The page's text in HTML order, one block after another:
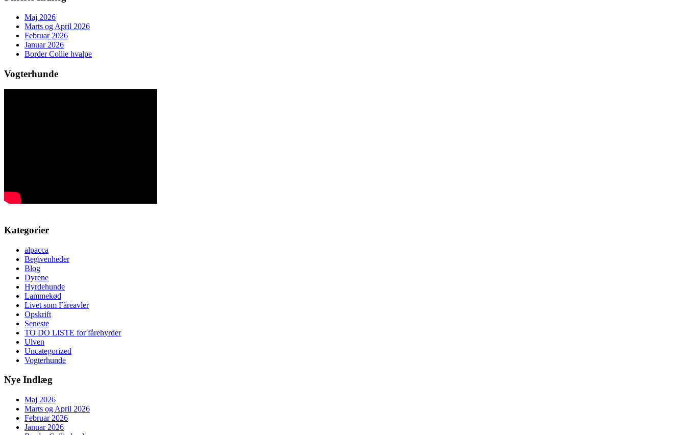
Maj 2026
Marts og April 2026
Februar 2026
Januar 2026
Border Collie hvalpe
Vogterhunde
Kategorier
alpacca
Begivenheder
Blog
Dyrene
Hyrdehunde
Lammekød
Livet som Fåreavler
Opskrift
Seneste
TO DO LISTE for fårehyrder
Ulven
Uncategorized
Vogterhunde
Nye Indlæg
Maj 2026
Marts og April 2026
Februar 2026
Januar 2026